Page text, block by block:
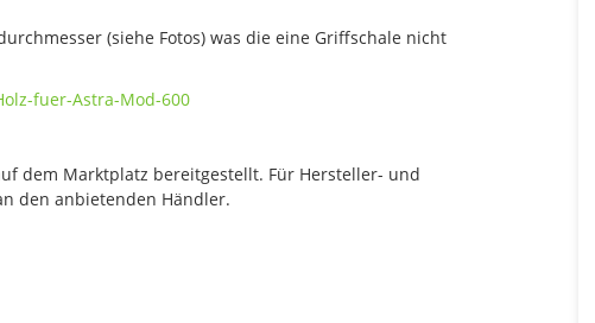
(siehe Fotos) was die eine Griffschale nicht
fuer-Astra-Mod-600
dem Marktplatz bereitgestellt. Für Hersteller- und
den anbietenden Händler.